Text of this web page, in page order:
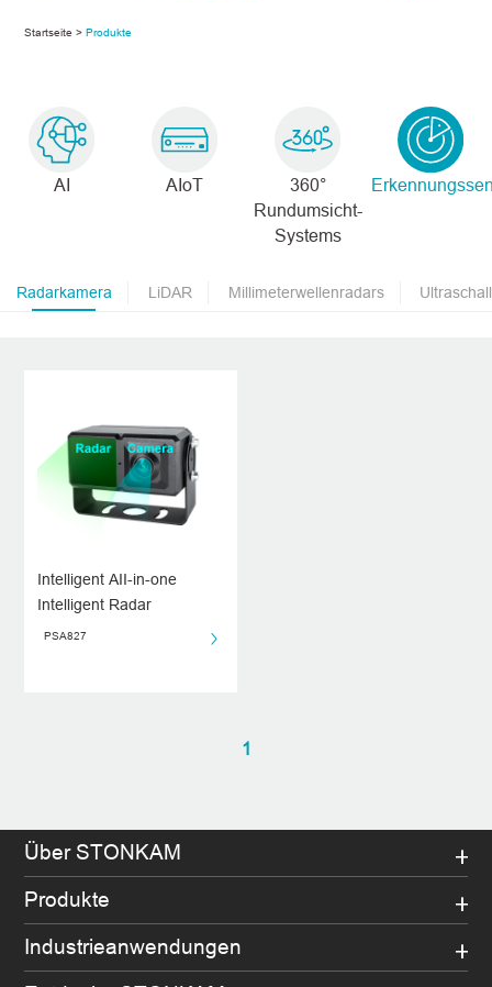
Startseite > Produkte
AI AIoT
360°
Rundumsicht-
Systems
Radarkamera LiDAR Millimeterwellenradars
Intelligent AII-in-one
Intelligent Radar
Integrated with Camera
PSA827
1
Über STONKAM
Produkte
Industrieanwendungen